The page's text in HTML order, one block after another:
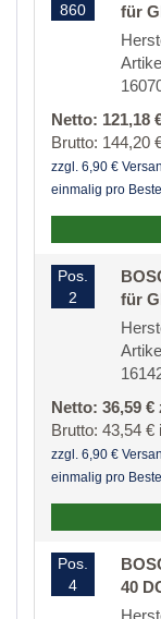
860
für
Netto: 121,18
Brutto: 144,20
zzgl. 6,90 €
einmalig pro
Pos.
2
für
Netto: 36,59
Brutto: 43,54 €
zzgl. 6,90 €
einmalig pro
Pos.
4
40